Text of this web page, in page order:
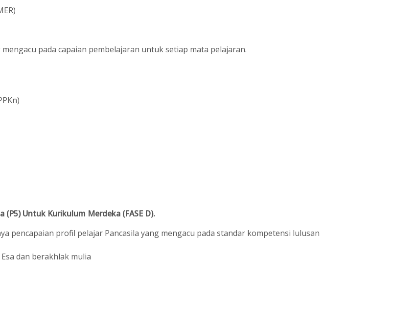
pada capaian pembelajaran untuk setiap mata pelajaran.
Untuk Kurikulum Merdeka (FASE D).
pencapaian profil pelajar Pancasila yang mengacu pada standar kompetensi lulusan
dan berakhlak mulia